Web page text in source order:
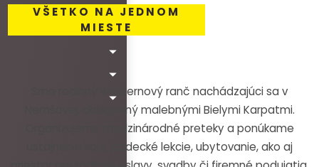
VŠETKO NA JEDNOM
MIESTE
Sme rodinný westernový ranč nachádzajúci sa v
Nemšovej, obklopený malebnými Bielymi Karpatmi.
Organizujeme medzinárodné preteky a ponúkame
ustajnenie koni, jazdecké lekcie, ubytovanie, ako aj